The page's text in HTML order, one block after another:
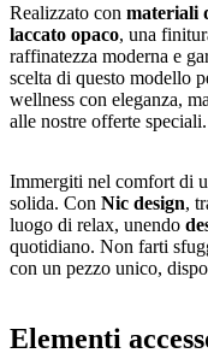
Realizzato con materiali
laccato opaco, una
raffinatezza moderna e
scelta di questo modello
wellness con eleganza,
alle nostre offerte speciali.
Immergiti nel comfort di
solida. Con Nic design,
luogo di relax, unendo
quotidiano. Non farti
con un pezzo unico,
Elementi